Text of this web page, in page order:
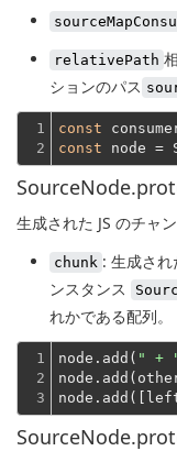
relativePath
ションのパス
1
2
const
const node =
生成された JS のチャ
chunk : 生成され
ンスタンス
れかである配列。
1
2
3
node.add( " +